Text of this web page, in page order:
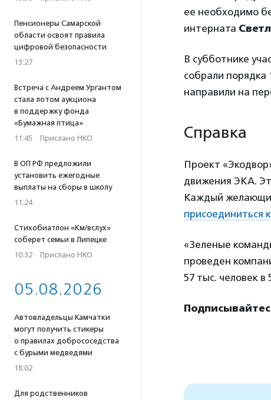
Пенсионеры Самарской
области освоят правила
цифровой безопасности
13:27
Встреча с Андреем Ургантом
стала лотом аукциона
в поддержку фонда
«Бумажная птица»
11:45 · Прислано НКО
В ОП РФ предложили
установить ежегодные
выплаты на сборы в школу
11:24
Стихобиатлон «Км/вслух»
соберет семьи в Липецке
10:32 · Прислано НКО
05.08.2026
Автовладельцы Камчатки
могут получить стикеры
о правилах добрососедства
с бурыми медведями
18:02
Для родственников
ее необходимо
интерната
В субботнике
собрали порядка
направили на
Справка
Проект
движения ЭКА.
Каждый
присоединиться
«Зеленые
проведен
57 тыс. человек в